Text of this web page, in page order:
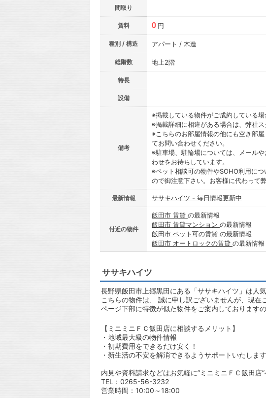
間取り
賃料 0 円
種別 / 構造 アパート / 木造
総階数 地上2階
特長
設備
備考
※掲載している物件がご成約している
※掲載詳細に相違がある場合は、弊社
※こちらのお部屋情報の他にも空き部
てお問い合わせください。
※駐車場、駐輪場については、メール
わせをお待ちしています。
※ペット相談可の物件やSOHO利用に
ので御注意下さい。お客様に代わって
最新情報 ササキハイツ - 毎日情報更新中
付近の物件
飯田市 賃貸 の最新情報
飯田市 賃貸マンション の最新情報
飯田市 ペット可の賃貸 の最新情報
飯田市 オートロックの賃貸 の最新情報
ササキハイツ
長野県飯田市上郷黒田にある「ササキハイツ」は人
こちらの物件は、 誠に申し訳ございませんが、現在
ページ下部に特徴が似た物件をご案内しております
【ミニミニＦＣ飯田店に相談するメリット】
・地域最大級の物件情報
・初期費用をできるだけ安く！
・新生活の不安を解消できるようサポートいたします
内見や資料請求などはお気軽に”ミニミニＦＣ飯田店”
TEL：0265-56-3232
営業時間：10:00～18:00